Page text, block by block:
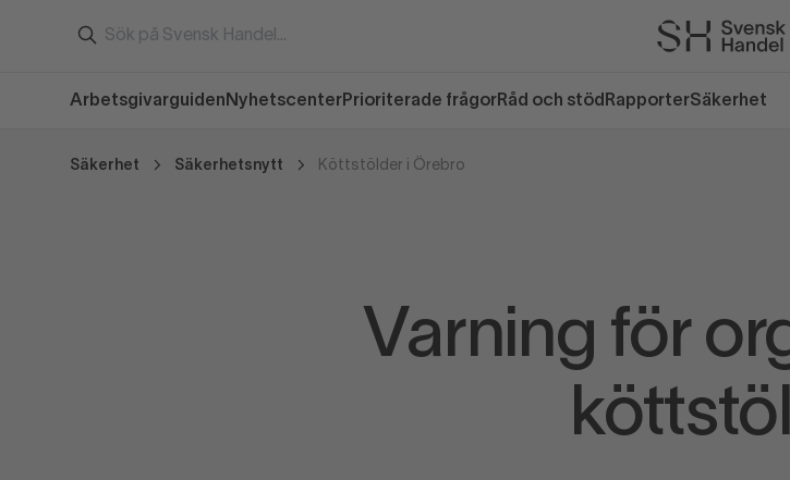
Arbetsgivarguiden Nyhetscenter Prioriterade frågor Råd och stöd RapporterSäkerhet
Säkerhet Säkerhetsnytt Köttstölder i Örebro
Varning för